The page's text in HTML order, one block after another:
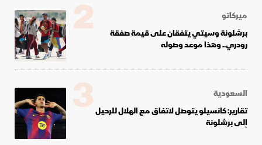
ميركاتو
برشلونة وسيتي يتفقان على قيمة صفقة
رودري.. وهذا موعد وصوله
2
السعودية
تقارير: كانسيلو يتوصل لاتفاق مع الهلال للرحيل
إلى برشلونة
3